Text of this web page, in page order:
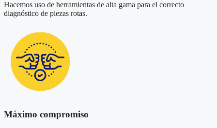
Hacemos uso de herramientas de alta gama para el correcto
diagnóstico de piezas rotas.
Máximo compromiso